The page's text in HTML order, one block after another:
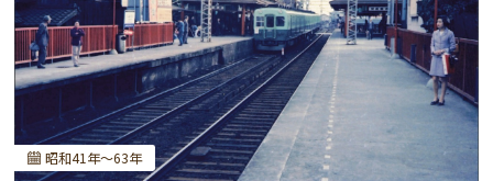
昭和41年～63年